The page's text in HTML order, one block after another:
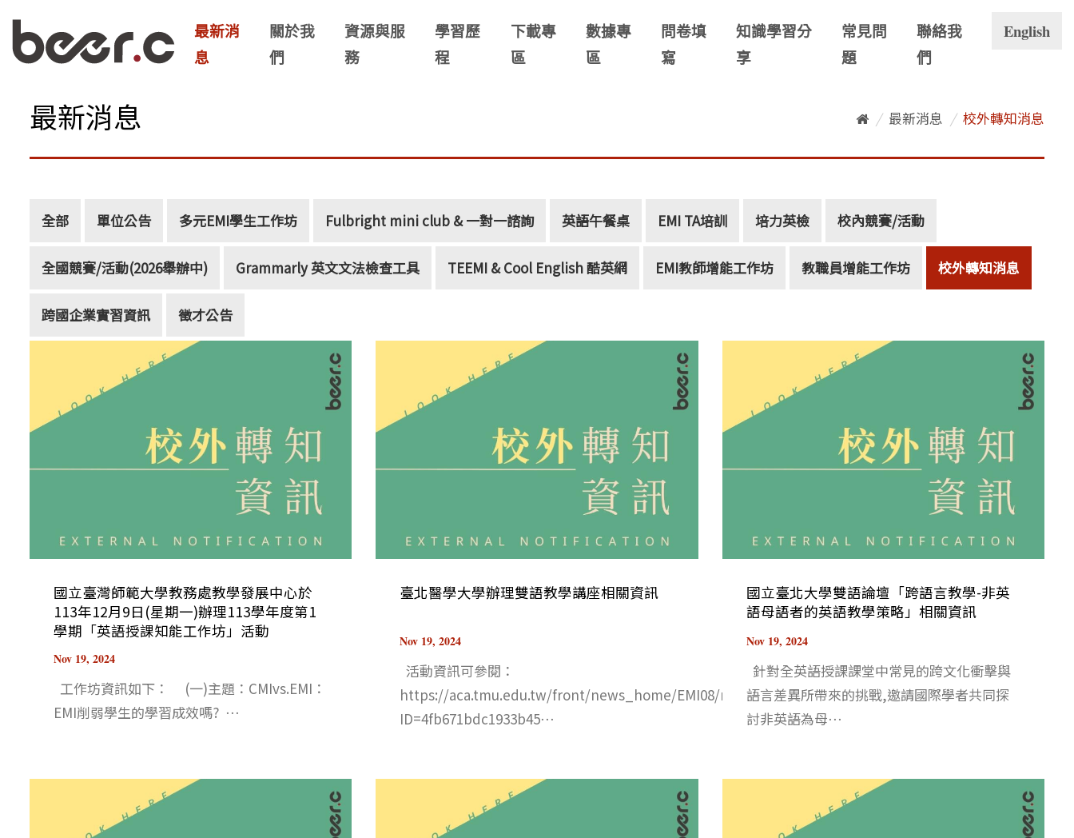
最新消
息
關於我
們
資源與服
務
學習歷
程
下載專
區
數據專
區
問卷填
寫
知識學習分
享
常見問
題
聯絡我
們
English
最新消息 / 最新消息 / 校外轉知消息
全部 單位公告 多元EMI學生工作坊 Fulbright mini club & 一對一諮詢 英語午餐桌 EMI TA培訓 培力英檢 校內競賽/活動
全國競賽/活動(2026舉辦中) Grammarly 英文文法檢查工具 TEEMI & Cool English 酷英網 EMI教師增能工作坊 教職員增能工作坊 校外轉知消息
跨國企業實習資訊 徵才公告
國立臺灣師範大學教務處教學發展中心於
113年12月9日(星期一)辦理113學年度第1
學期「英語授課知能工作坊」活動
Nov 19, 2024
工作坊資訊如下： (一)主題：CMIvs.EMI：
EMI削弱學生的學習成效嗎? ⋯
臺北醫學大學辦理雙語教學講座相關資訊
Nov 19, 2024
活動資訊可參閱：
https://aca.tmu.edu.tw/front/news_home/EMI08/news.php?
ID=4fb671bdc1933b45⋯
國立臺北大學雙語論壇「跨語言教學-非英
語母語者的英語教學策略」相關資訊
Nov 19, 2024
針對全英語授課課堂中常見的跨文化衝擊與
語言差異所帶來的挑戰,邀請國際學者共同探
討非英語為母⋯